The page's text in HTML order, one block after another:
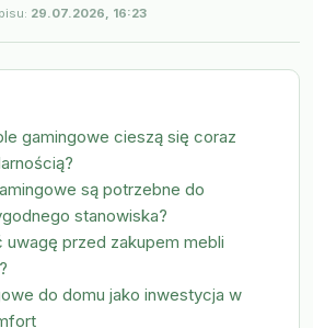
29.07.2026, 16:23
gamingowe cieszą się coraz
są potrzebne do
stanowiska?
uwagę przed zakupem mebli
do domu jako inwestycja w